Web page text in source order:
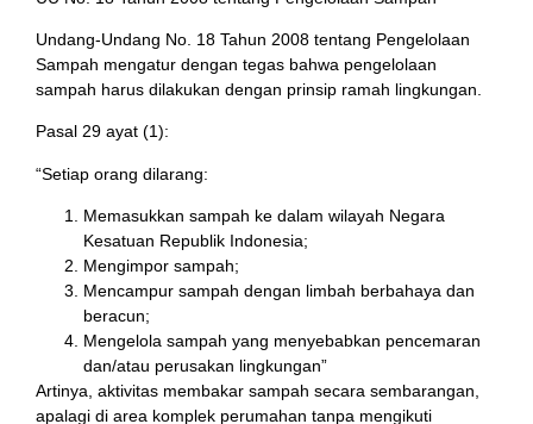
Undang-Undang No. 18 Tahun 2008 tentang Pengelolaan
Sampah mengatur dengan tegas bahwa pengelolaan
sampah harus dilakukan dengan prinsip ramah lingkungan.
Pasal 29 ayat (1):
“Setiap orang dilarang:
Memasukkan sampah ke dalam wilayah Negara
Kesatuan Republik Indonesia;
Mengimpor sampah;
Mencampur sampah dengan limbah berbahaya dan
beracun;
Mengelola sampah yang menyebabkan pencemaran
dan/atau perusakan lingkungan”
Artinya, aktivitas membakar sampah secara sembarangan,
apalagi di area komplek perumahan tanpa mengikuti